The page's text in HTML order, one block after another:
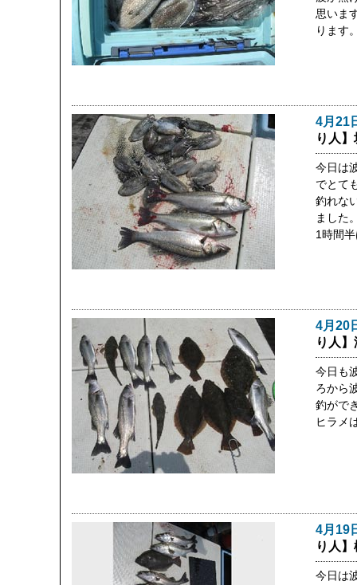
思いま
ります
4月21
り人
今日は
でとて
釣れな
ました
1時間
4月20
り人
今日も
ろから
釣がで
ヒラメ
4月19
り人
今日は